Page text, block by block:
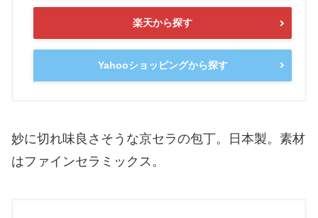
楽天から探す
Yahooショッピングから探す
妙に切れ味良さそうな京セラの包丁。日本製。素材
はファインセラミックス。